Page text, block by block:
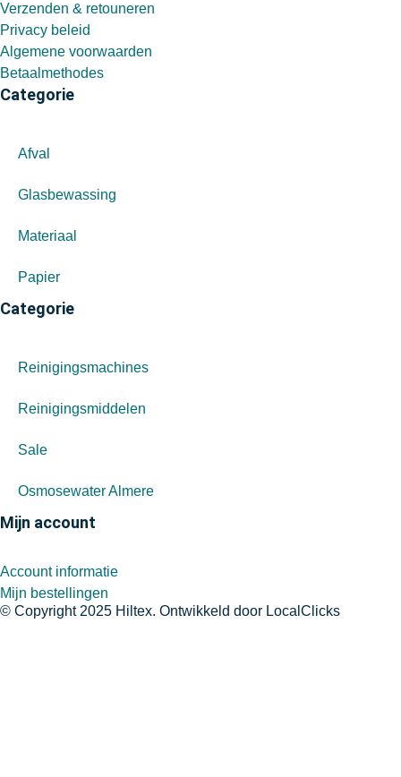
Verzenden & retouneren
Privacy beleid
Algemene voorwaarden
Betaalmethodes
Categorie
Afval
Glasbewassing
Materiaal
Papier
Categorie
Reinigingsmachines
Reinigingsmiddelen
Sale
Osmosewater Almere
Mijn account
Account informatie
Mijn bestellingen
© Copyright 2025 Hiltex. Ontwikkeld door LocalClicks